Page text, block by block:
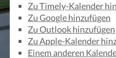
Zu Timely-Kalender
Zu Google hinzufügen
Zu Outlook hinzufügen
Zu Apple-Kalender
Einem anderen